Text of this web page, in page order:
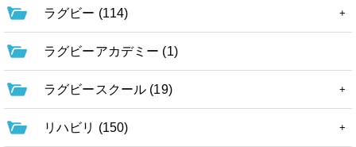
ラグビー (114)
ラグビーアカデミー (1)
ラグビースクール (19)
リハビリ (150)